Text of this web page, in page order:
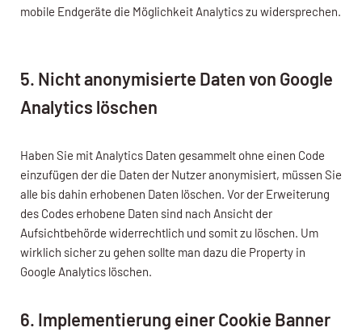
mobile Endgeräte die Möglichkeit Analytics zu widersprechen.
5. Nicht anonymisierte Daten von Google
Analytics löschen
Haben Sie mit Analytics Daten gesammelt ohne einen Code
einzufügen der die Daten der Nutzer anonymisiert, müssen Sie
alle bis dahin erhobenen Daten löschen. Vor der Erweiterung
des Codes erhobene Daten sind nach Ansicht der
Aufsichtbehörde widerrechtlich und somit zu löschen. Um
wirklich sicher zu gehen sollte man dazu die Property in
Google Analytics löschen.
6. Implementierung einer Cookie Banner